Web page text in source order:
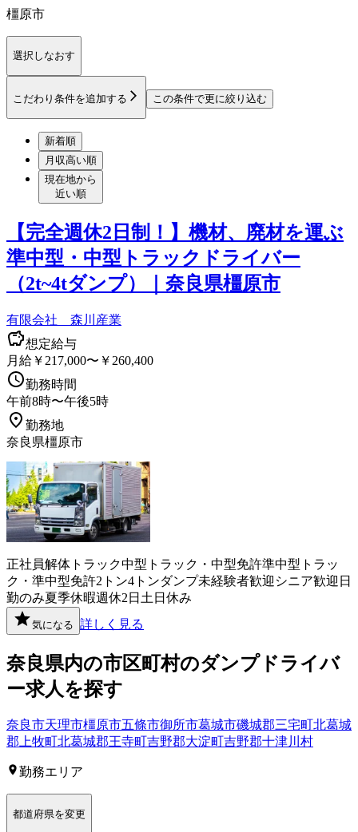
橿原市
選択しなおす
こだわり条件を追加する この条件で更に絞り込む
新着順
月収高い順
現在地から
近い順
【完全週休2日制！】機材、廃材を運ぶ
準中型・中型トラックドライバー
（2t~4tダンプ）｜奈良県橿原市
有限会社 森川産業
想定給与
月給￥217,000〜￥260,400
勤務時間
午前8時〜午後5時
勤務地
奈良県橿原市
正社員解体 トラック中型トラック・中型免許準中型トラッ
ク・準中型免許2トン4トンダンプ未経験者歓迎 シニア歓迎 日
勤のみ夏季休暇週休2日 土日休み
気になる 詳しく見る
奈良県内の市区町村のダンプドライバ
ー求人を探す
奈良市天理市橿原市五條市御所市葛城市磯城郡三宅町 北葛城
郡上牧町 北葛城郡王寺町 吉野郡大淀町 吉野郡十津川村
勤務エリア
都道府県を変更